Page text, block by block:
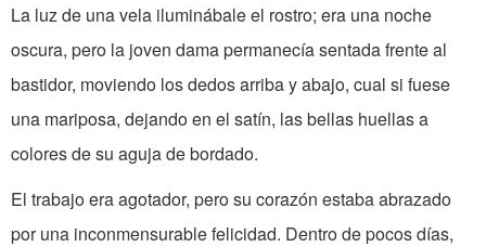
La luz de una vela iluminábale el rostro; era una noche
oscura, pero la joven dama permanecía sentada frente al
bastidor, moviendo los dedos arriba y abajo, cual si fuese
una mariposa, dejando en el satín, las bellas huellas a
colores de su aguja de bordado.
El trabajo era agotador, pero su corazón estaba abrazado
por una inconmensurable felicidad. Dentro de pocos días,